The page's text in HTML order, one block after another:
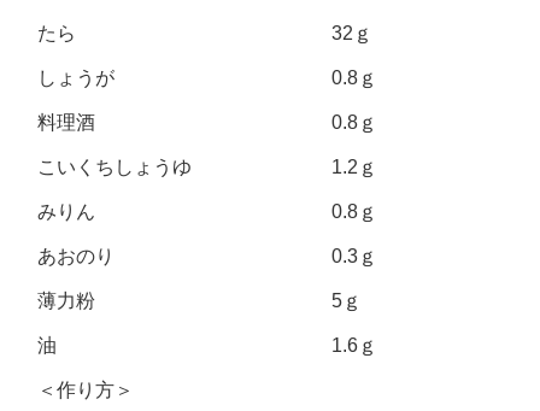
たら 32ｇ
しょうが 0.8ｇ
料理酒 0.8ｇ
こいくちしょうゆ 1.2ｇ
みりん 0.8ｇ
あおのり 0.3ｇ
薄力粉 5ｇ
油 1.6ｇ
＜作り方＞